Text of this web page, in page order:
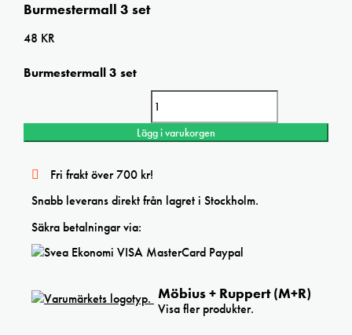
Burmestermall 3 set
48 KR
Burmestermall 3 set
Lägg i varukorgen
Fri frakt över 700 kr!
Snabb leverans direkt från lagret i Stockholm.
Säkra betalningar via:
Möbius + Ruppert (M+R)
Visa fler produkter.